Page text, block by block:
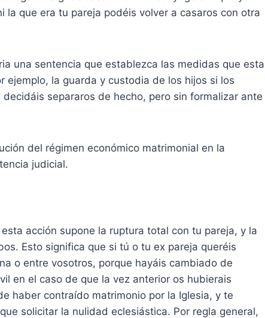
que era tu pareja podéis volver a casaros con otra
una sentencia que establezca las medidas que esta
ejemplo, la guarda y custodia de los hijos si los
separaros de hecho, pero sin formalizar ante
del régimen económico matrimonial en la
judicial.
acción supone la ruptura total con tu pareja, y la
Esto significa que si tú o tu ex pareja queréis
o entre vosotros, porque hayáis cambiado de
en el caso de que la vez anterior os hubierais
haber contraído matrimonio por la Iglesia, y te
solicitar la nulidad eclesiástica. Por regla general,